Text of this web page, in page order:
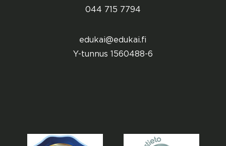
044 715 7794
edukai@edukai.fi
Y-tunnus 1560488-6